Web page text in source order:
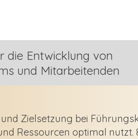
die Entwicklung von
und Mitarbeitenden
Zielsetzung bei
Ressourcen optimal nutzt.